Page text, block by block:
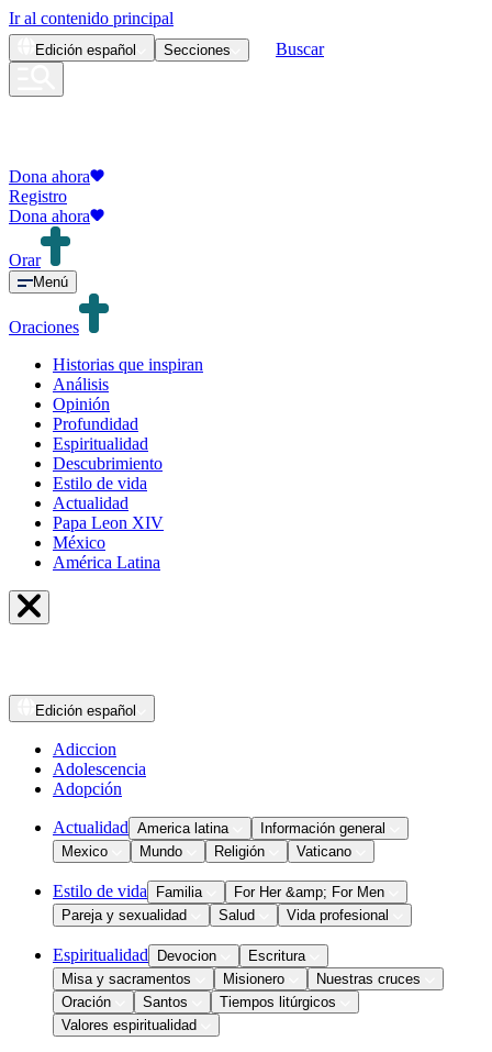
Ir al contenido principal
Edición español Secciones Buscar
Dona ahora
Registro
Dona ahora
Orar
Menú
Oraciones
Historias que inspiran
Análisis
Opinión
Profundidad
Espiritualidad
Descubrimiento
Estilo de vida
Actualidad
Papa Leon XIV
México
América Latina
Edición español
Adiccion
Adolescencia
Adopción
Actualidad America latina
Información general
Mexico
Mundo Religión Vaticano
Estilo de vida Familia
For Her &amp; For Men
Pareja y sexualidad
Salud Vida profesional
Espiritualidad Devocion
Escritura
Misa y sacramentos
Misionero
Nuestras cruces
Oración
Santos
Tiempos litúrgicos
Valores espiritualidad